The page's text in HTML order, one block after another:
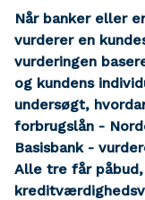
Når banker eller
vurderer en
vurderingen
og kundens
undersøgt,
forbrugslån -
Basisbank -
Alle tre får